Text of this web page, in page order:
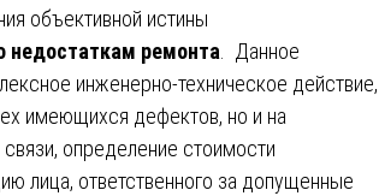
объективной истины
недостаткам ремонта . Данное
инженерно-техническое действие,
имеющихся дефектов, но и на
определение стоимости
лица, ответственного за допущенные